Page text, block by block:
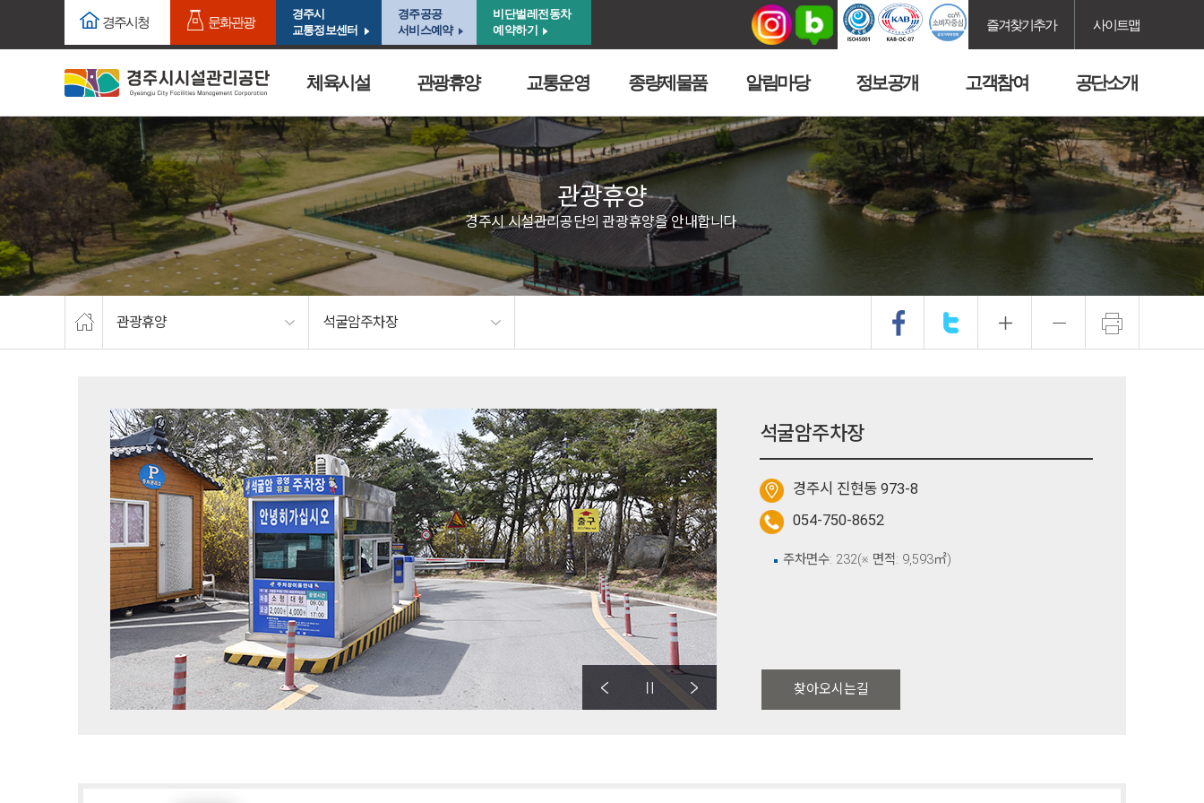
주요메뉴로 건너뛰기
경주시청 문화관광
경주시
교통정보센터
경주공공
서비스예약
비단벌레전동차
예약하기
즐겨찾기추가 사이트맵
체육시설 관광휴양 교통운영 종량제물품 알림마당 정보공개 고객참여 공단소개
관광휴양
경주시 시설관리공단의 관광휴양을 안내합니다.
관광휴양 석굴암주차장
석굴암주차장
경주시 진현동 973-8
054-750-8652
찾아오시는길
주차면수: 232(※ 면적: 9,593㎡)